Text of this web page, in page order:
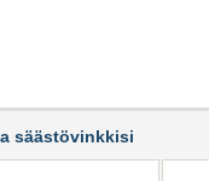
säästövinkkisi